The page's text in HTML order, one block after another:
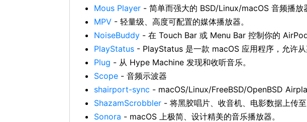
Mous Player - 简单而强大的 BSD/Linux/macOS 音频播放
MPV - 轻量级、高度可配置的媒体播放器。
NoiseBuddy - 在 Touch Bar 或 Menu Bar 控制你的
PlayStatus - PlayStatus 是一款 macOS 应用程序，允许
Plug - 从 Hype Machine 发现和收听音乐。
Scope - 音频示波器
shairport-sync - macOS/Linux/FreeBSD/OpenBSD
ShazamScrobbler - 将黑胶唱片、收音机、电影数据上传至
Sonora - macOS 上极简、设计精美的音乐播放器。